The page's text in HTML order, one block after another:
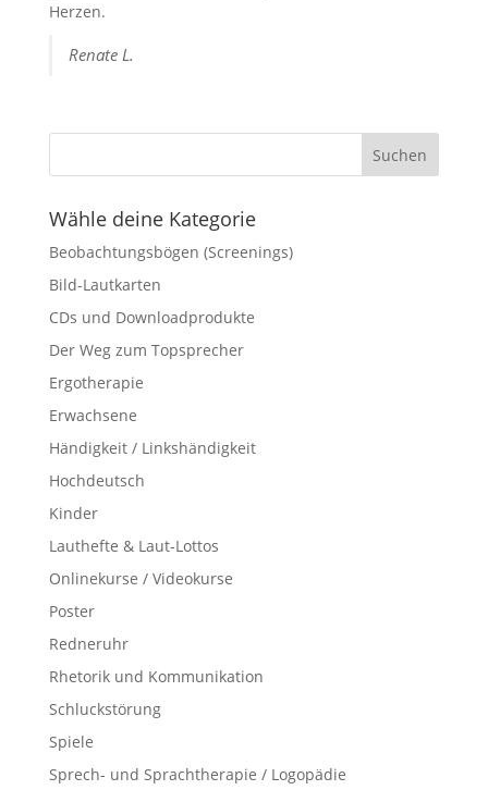
Herzen.
Renate L.
Wähle deine Kategorie
Beobachtungsbögen (Screenings)
Bild-Lautkarten
CDs und Downloadprodukte
Der Weg zum Topsprecher
Ergotherapie
Erwachsene
Händigkeit / Linkshändigkeit
Hochdeutsch
Kinder
Lauthefte & Laut-Lottos
Onlinekurse / Videokurse
Poster
Redneruhr
Rhetorik und Kommunikation
Schluckstörung
Spiele
Sprech- und Sprachtherapie / Logopädie